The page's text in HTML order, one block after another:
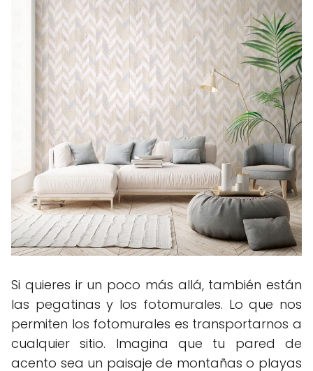
Si quieres ir un poco más allá, también están
las pegatinas y los fotomurales. Lo que nos
permiten los fotomurales es transportarnos a
cualquier sitio. Imagina que tu pared de
acento sea un paisaje de montañas o playas